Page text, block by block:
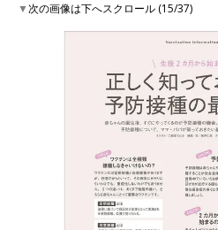
▼次の画像は下へスクロール (15/37)